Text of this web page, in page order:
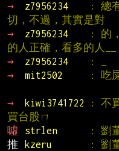
→
z7956234
: 總
切，不過，其實是對
→
z7956234
: 的
的人正確，看多的人__
→
z7956234 : _
→
mit2502
: 吃
→
kiwi3741722
: 不
買台股ㄇ
噓
strlen : 劉
推
kzeru
: 劉